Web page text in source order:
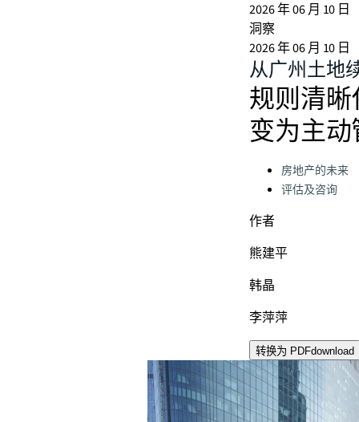
2026 年 06 月 10 日
洞察
2026 年 06 月 10 日
从广州土地
规则清
变为主
Categories:
房地产的未来
评估及咨询
作者
熊建平
韩晶
李萍萍
转换为 PDFdownload